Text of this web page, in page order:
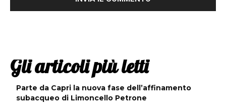
Gli articoli più letti
Parte da Capri la nuova fase dell’affinamento
subacqueo di Limoncello Petrone